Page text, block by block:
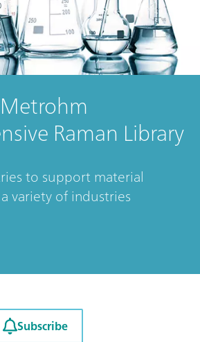
Raman Library
to support material
variety of industries
Subscribe